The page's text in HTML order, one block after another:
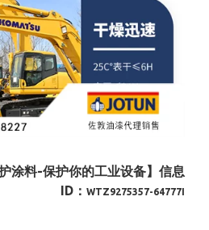
涂料-保护你的工业设备】信息
ID： WTZ9275357-64777I